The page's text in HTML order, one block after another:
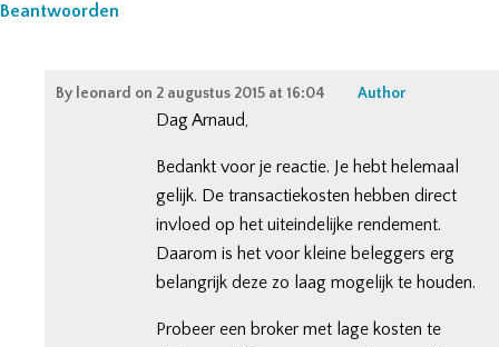
Beantwoorden
By leonard on 2 augustus 2015 at 16:04 Author
Dag Arnaud,
Bedankt voor je reactie. Je hebt helemaal
gelijk. De transactiekosten hebben direct
invloed op het uiteindelijke rendement.
Daarom is het voor kleine beleggers erg
belangrijk deze zo laag mogelijk te houden.
Probeer een broker met lage kosten te